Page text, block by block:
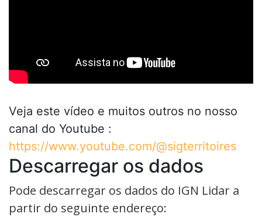
Veja este vídeo e muitos outros no nosso
canal do Youtube :
https://www.youtube.com/@sigterritoires
Descarregar os dados
Pode descarregar os dados do IGN Lidar a
partir do seguinte endereço: